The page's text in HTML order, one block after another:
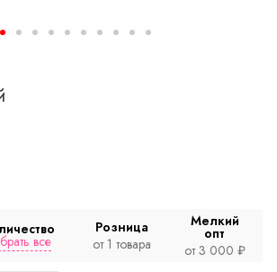
все
Розница
от 1 товара
Мелкий
опт
от 3 000 ₽